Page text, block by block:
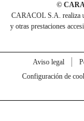
©
CARACOL S.A. realiza
y otras prestaciones
Aviso legal
Configuración de